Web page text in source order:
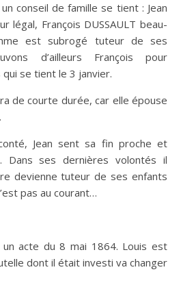
conseil de famille se tient : Jean
légal, François DUSSAULT beau-
est subrogé tuteur de ses
d’ailleurs François pour
se tient le 3 janvier.
de courte durée, car elle épouse
Jean sent sa fin proche et
Dans ses dernières volontés il
devienne tuteur de ses enfants
pas au courant…
acte du 8 mai 1864. Louis est
dont il était investi va changer